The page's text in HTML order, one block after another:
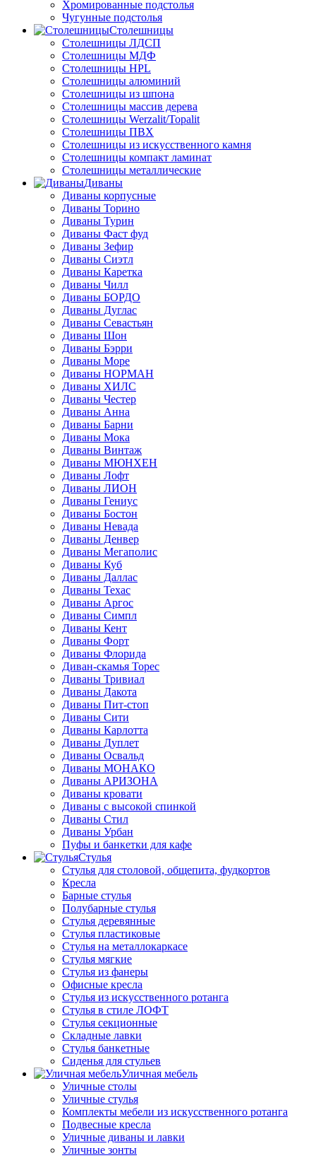
Хромированные подстолья
Чугунные подстолья
Столешницы
Столешницы ЛДСП
Столешницы МДФ
Столешницы HPL
Столешницы алюминий
Столешницы из шпона
Столешницы массив дерева
Столешницы Werzalit/Topalit
Столешницы ПВХ
Столешницы из искусственного камня
Столешницы компакт ламинат
Столешницы металлические
Диваны
Диваны корпусные
Диваны Торино
Диваны Турин
Диваны Фаст фуд
Диваны Зефир
Диваны Сиэтл
Диваны Каретка
Диваны Чилл
Диваны БОРДО
Диваны Дуглас
Диваны Севастьян
Диваны Шон
Диваны Бэрри
Диваны Море
Диваны НОРМАН
Диваны ХИЛС
Диваны Честер
Диваны Анна
Диваны Барни
Диваны Мока
Диваны Винтаж
Диваны МЮНХЕН
Диваны Лофт
Диваны ЛИОН
Диваны Гениус
Диваны Бостон
Диваны Невада
Диваны Денвер
Диваны Мегаполис
Диваны Куб
Диваны Даллас
Диваны Техас
Диваны Аргос
Диваны Симпл
Диваны Кент
Диваны Форт
Диваны Флорида
Диван-скамья Торес
Диваны Тривиал
Диваны Дакота
Диваны Пит-стоп
Диваны Сити
Диваны Карлотта
Диваны Дуплет
Диваны Освальд
Диваны МОНАКО
Диваны АРИЗОНА
Диваны кровати
Диваны с высокой спинкой
Диваны Стил
Диваны Урбан
Пуфы и банкетки для кафе
Стулья
Стулья для столовой, общепита, фудкортов
Кресла
Барные стулья
Полубарные стулья
Стулья деревянные
Стулья пластиковые
Стулья на металлокаркасе
Стулья мягкие
Стулья из фанеры
Офисные кресла
Стулья из искусственного ротанга
Стулья в стиле ЛОФТ
Стулья секционные
Складные лавки
Стулья банкетные
Сиденья для стульев
Уличная мебель
Уличные столы
Уличные стулья
Комплекты мебели из искусственного ротанга
Подвесные кресла
Уличные диваны и лавки
Уличные зонты